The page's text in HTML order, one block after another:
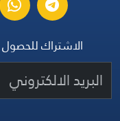
الاشتراك